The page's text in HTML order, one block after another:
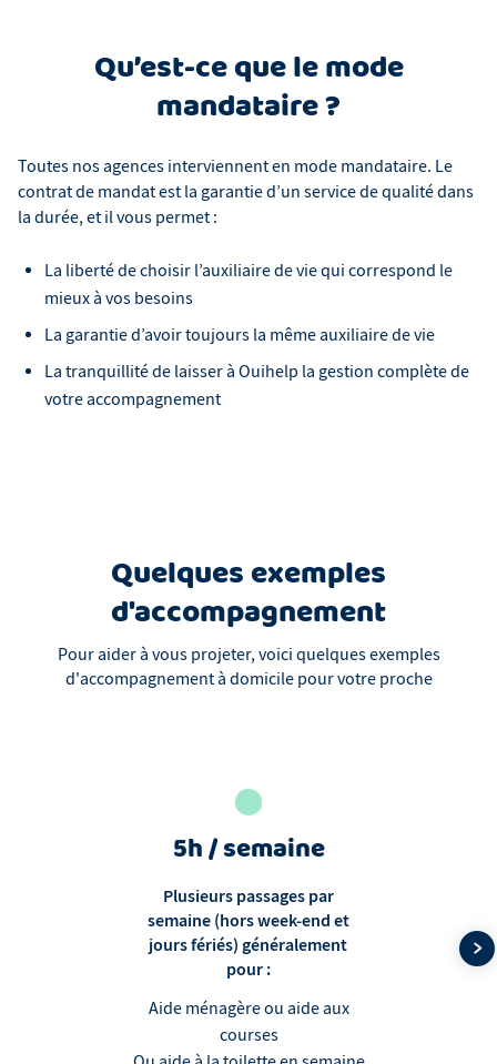
Qu’est-ce que le mode
mandataire ?
Toutes nos agences interviennent en mode mandataire. Le
contrat de mandat est la garantie d’un service de qualité dans
la durée, et il vous permet :
La liberté de choisir l’auxiliaire de vie qui correspond le
mieux à vos besoins
La garantie d’avoir toujours la même auxiliaire de vie
La tranquillité de laisser à Ouihelp la gestion complète de
votre accompagnement
Quelques exemples
d'accompagnement
Pour aider à vous projeter, voici quelques exemples
d'accompagnement à domicile pour votre proche
5h / semaine
Plusieurs passages par
semaine (hors week-end et
jours fériés) généralement
pour :
Aide ménagère ou aide aux
courses